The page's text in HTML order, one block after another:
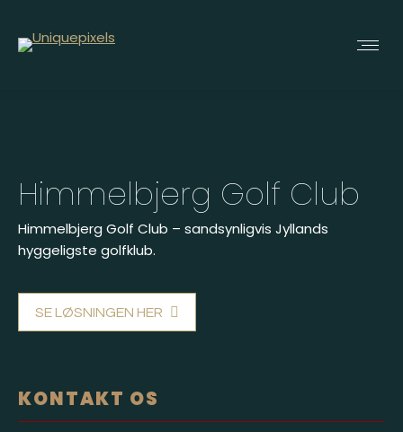
Himmelbjerg Golf Club
Himmelbjerg Golf Club – sandsynligvis Jyllands
hyggeligste golfklub.
SE LØSNINGEN HER
KONTAKT OS